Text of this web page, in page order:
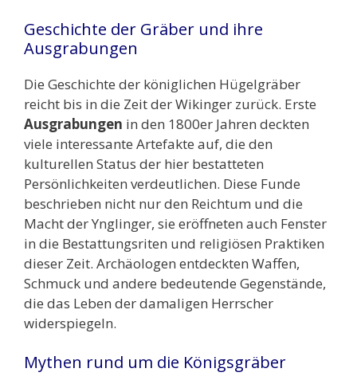
Geschichte der Gräber und ihre
Ausgrabungen
Die Geschichte der königlichen Hügelgräber
reicht bis in die Zeit der Wikinger zurück. Erste
Ausgrabungen in den 1800er Jahren deckten
viele interessante Artefakte auf, die den
kulturellen Status der hier bestatteten
Persönlichkeiten verdeutlichen. Diese Funde
beschrieben nicht nur den Reichtum und die
Macht der Ynglinger, sie eröffneten auch Fenster
in die Bestattungsriten und religiösen Praktiken
dieser Zeit. Archäologen entdeckten Waffen,
Schmuck und andere bedeutende Gegenstände,
die das Leben der damaligen Herrscher
widerspiegeln.
Mythen rund um die Königsgräber